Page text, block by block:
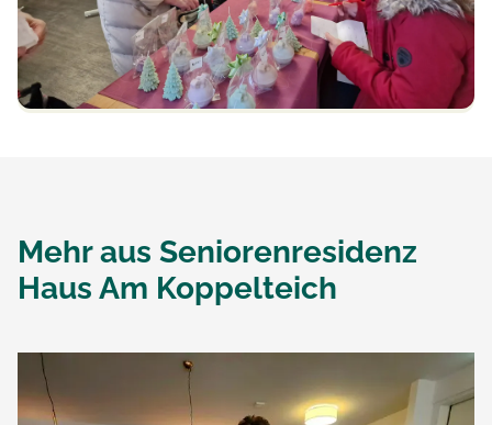
Mehr aus Seniorenresidenz
Haus Am Koppelteich